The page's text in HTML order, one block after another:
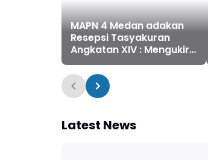
MAPN 4 Medan adakan
Resepsi Tasyakuran
Angkatan XIV : Mengukir
Kenangan, Menyongsong
Perjuangan Masa Depan
Latest News